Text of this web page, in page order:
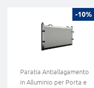
-10%
Paratia Antiallagamento
in Alluminio per Porta e